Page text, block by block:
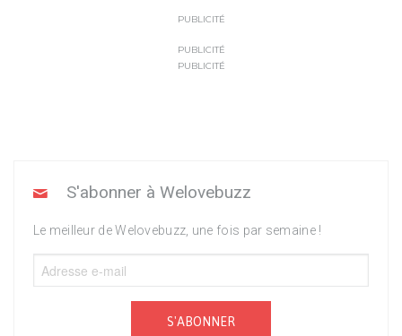
PUBLICITÉ
PUBLICITÉ
PUBLICITÉ
S'abonner à Welovebuzz
Le meilleur de Welovebuzz, une fois par semaine !
S'ABONNER